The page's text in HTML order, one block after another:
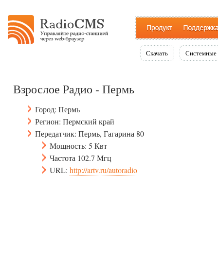
Скачать Системные
Взрослое Радио - Пермь
Город: Пермь
Регион: Пермский край
Передатчик: Пермь, Гагарина 80
Мощность: 5 Квт
Частота 102.7 Мгц
URL: http://artv.ru/autoradio